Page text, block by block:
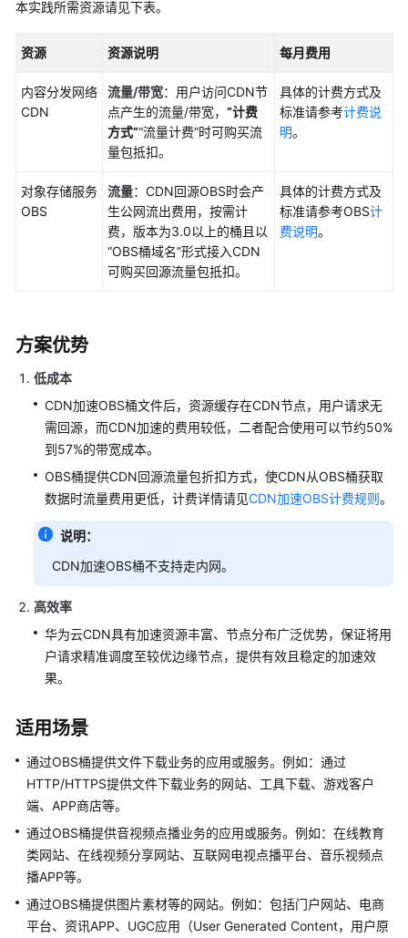
桶
方
案
访
OBS
桶
文
件
自
定
义
OBS
私
有
桶
策
略
配
多
存
储
数
据
同
步
案
本实践所需资源请见下表。
资源 资源说明 每月费用
内容分发网络
CDN
流量/带宽：用户访问CDN节
点产生的流量/带宽， “计费
方式”“流量计费”时可购买流
量包抵扣。
具体的计费方式及
标准请参考计费说
明。
对象存储服务
OBS
流量：CDN回源OBS时会产
生公网流出费用，按需计
费，版本为3.0以上的桶且以
“OBS桶域名”形式接入CDN
可购买回源流量包抵扣。
具体的计费方式及
标准请参考OBS计
费说明。
方案优势
低成本
CDN加速OBS桶文件后，资源缓存在CDN节点，用户请求无
需回源，而CDN加速的费用较低，二者配合使用可以节约50%
到57%的带宽成本。
OBS桶提供CDN回源流量包折扣方式，使CDN从OBS桶获取
数据时流量费用更低，计费详情请见CDN加速OBS计费规则。
说明：
CDN加速OBS桶不支持走内网。
高效率
华为云CDN具有加速资源丰富、节点分布广泛优势，保证将用
户请求精准调度至较优边缘节点，提供有效且稳定的加速效
果。
适用场景
通过OBS桶提供文件下载业务的应用或服务。例如：通过
HTTP/HTTPS提供文件下载业务的网站、工具下载、游戏客户
端、APP商店等。
通过OBS桶提供音视频点播业务的应用或服务。例如：在线教育
类网站、在线视频分享网站、互联网电视点播平台、音乐视频点
播APP等。
通过OBS桶提供图片素材等的网站。例如：包括门户网站、电商
平台、资讯APP、UGC应用（User Generated Content，用户原